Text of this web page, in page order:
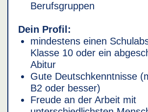
Berufsgruppen
Dein Profil:
mindestens einen
Klasse 10 oder ein
Abitur
Gute Deutschkenntnisse
B2 oder besser)
Freude an der Arbeit mit